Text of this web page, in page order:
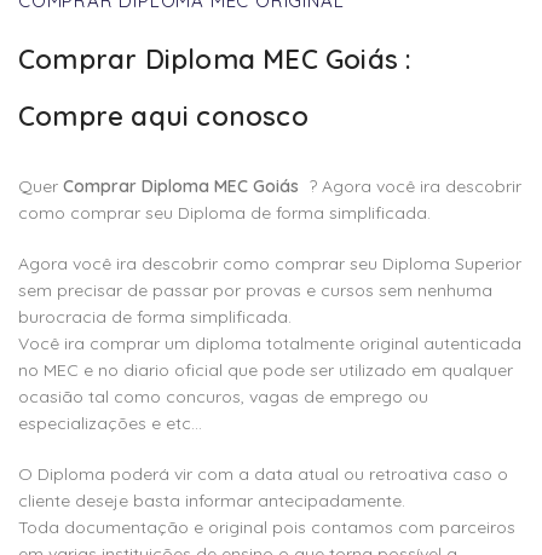
Comprar Diploma MEC Goiás :
Compre aqui conosco
Quer Comprar Diploma MEC Goiás ? Agora você ira descobrir
como comprar seu Diploma de forma simplificada.
Agora você ira descobrir como comprar seu Diploma Superior
sem precisar de passar por provas e cursos sem nenhuma
burocracia de forma simplificada.
Você ira comprar um diploma totalmente original autenticada
no MEC e no diario oficial que pode ser utilizado em qualquer
ocasião tal como concuros, vagas de emprego ou
especializações e etc…
O Diploma poderá vir com a data atual ou retroativa caso o
cliente deseje basta informar antecipadamente.
Toda documentação e original pois contamos com parceiros